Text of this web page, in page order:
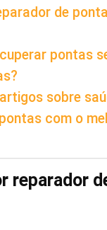
de
pontas
sobre
com o
reparador